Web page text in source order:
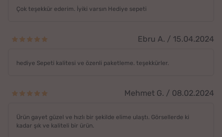
Çok teşekkür ederim. İyiki varsın Hediye sepeti
Ebru A. / 15.04.2024
hediye Sepeti kalitesi ve özenli paketleme. teşekkürler.
Mehmet G. / 08.02.2024
Ürün gayet güzel ve hızlı bir şekilde elime ulaştı. Görsellerde ki
kadar şık ve kaliteli bir ürün.